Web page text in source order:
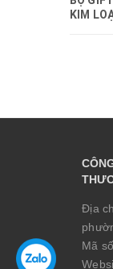
KIM
Địa
Mã